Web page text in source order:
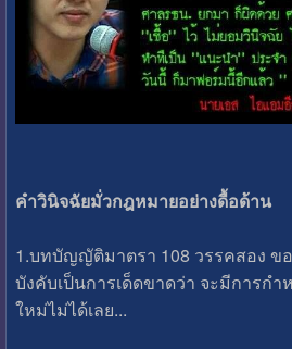
คำวินิจฉัยมั่วกฎหมายอย่างดื้อด้าน
1.บทบัญญัติมาตรา 108 วรรคสอง ข
บังคับเป็นการเด็ดขาดว่า จะมีการก
ใหม่ไม่ได้เลย...